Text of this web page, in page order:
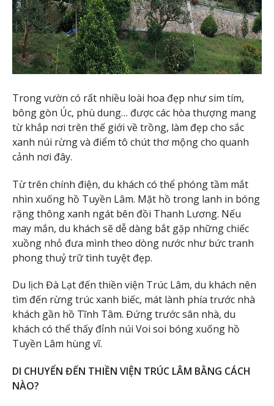
Trong vườn có rất nhiều loài hoa đẹp như sim tím,
bông gòn Úc, phù dung… được các hòa thượng mang
từ khắp nơi trên thế giới về trồng, làm đẹp cho sắc
xanh núi rừng và điểm tô chút thơ mộng cho quanh
cảnh nơi đây.
Từ trên chính điện, du khách có thể phóng tầm mắt
nhìn xuống hồ Tuyền Lâm. Mặt hồ trong lanh in bóng
rặng thông xanh ngát bên đồi Thanh Lương. Nếu
may mắn, du khách sẽ dễ dàng bắt gặp những chiếc
xuồng nhỏ đưa mình theo dòng nước như bức tranh
phong thuỷ trữ tình tuyệt đẹp.
Du lịch Đà Lạt đến thiền viện Trúc Lâm, du khách nên
tìm đến rừng trúc xanh biếc, mát lành phía trước nhà
khách gần hồ Tĩnh Tâm. Đứng trước sân nhà, du
khách có thể thấy đỉnh núi Voi soi bóng xuống hồ
Tuyền Lâm hùng vĩ.
DI CHUYỂN ĐẾN THIỀN VIỆN TRÚC LÂM BẰNG CÁCH
NÀO?